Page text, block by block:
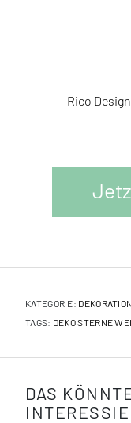
Rico
KATEGORIE: DEKORATION
TAGS: DEKOSTERNE
DAS